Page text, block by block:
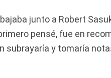
junto a Robert
pensé, fue en
subrayaría y tomaría